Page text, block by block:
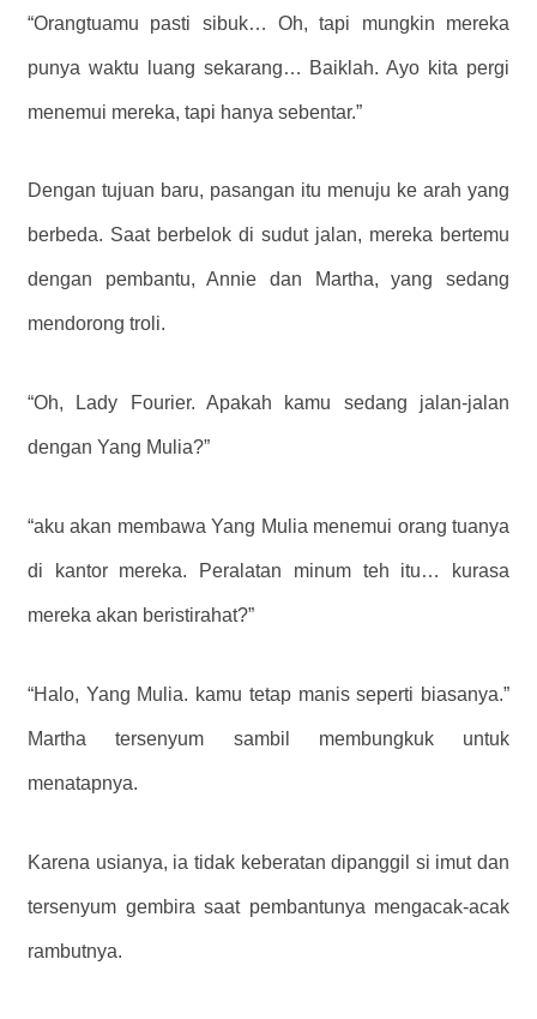
“Orangtuamu pasti sibuk… Oh, tapi mungkin mereka
punya waktu luang sekarang… Baiklah. Ayo kita pergi
menemui mereka, tapi hanya sebentar.”
Dengan tujuan baru, pasangan itu menuju ke arah yang
berbeda. Saat berbelok di sudut jalan, mereka bertemu
dengan pembantu, Annie dan Martha, yang sedang
mendorong troli.
“Oh, Lady Fourier. Apakah kamu sedang jalan-jalan
dengan Yang Mulia?”
“aku akan membawa Yang Mulia menemui orang tuanya
di kantor mereka. Peralatan minum teh itu… kurasa
mereka akan beristirahat?”
“Halo, Yang Mulia. kamu tetap manis seperti biasanya.”
Martha tersenyum sambil membungkuk untuk
menatapnya.
Karena usianya, ia tidak keberatan dipanggil si imut dan
tersenyum gembira saat pembantunya mengacak-acak
rambutnya.